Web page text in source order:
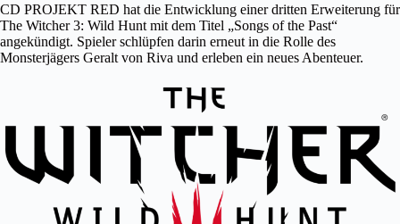
CD PROJEKT RED hat die Entwicklung einer dritten Erweiterung für
The Witcher 3: Wild Hunt mit dem Titel „Songs of the Past“
angekündigt. Spieler schlüpfen darin erneut in die Rolle des
Monsterjägers Geralt von Riva und erleben ein neues Abenteuer.